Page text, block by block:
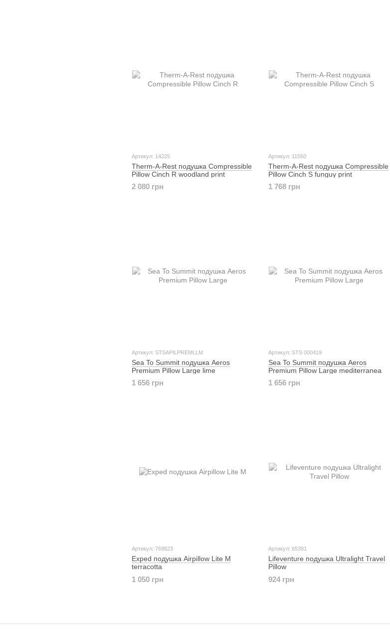
Артикул: 14225
Therm-A-Rest подушка Compressible
Pillow Cinch R woodland print
2 080 грн
Артикул: 11550
Therm-A-Rest подушка Compressible
Pillow Cinch S funguy print
1 768 грн
Артикул: STSAPILPREMLLM
Sea To Summit подушка Aeros
Premium Pillow Large lime
1 656 грн
Артикул: STS 000419
Sea To Summit подушка Aeros
Premium Pillow Large mediterranea
1 656 грн
Артикул: 769823
Exped подушка Airpillow Lite M
terracotta
1 050 грн
Артикул: 65391
Lifeventure подушка Ultralight Travel
Pillow
924 грн